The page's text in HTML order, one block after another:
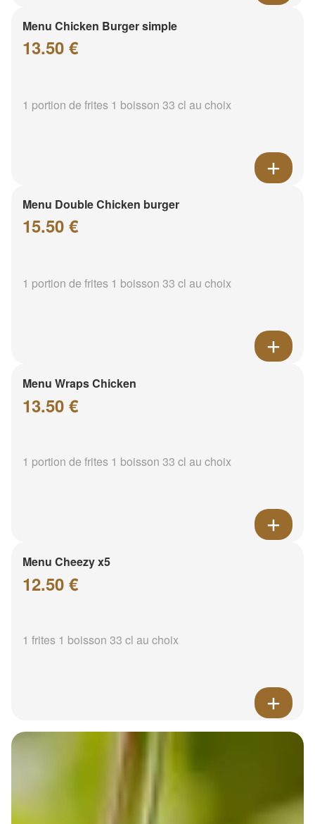
Menu Chicken Burger simple
13.50 €
1 portion de frites 1 boisson 33 cl au choix
Menu Double Chicken burger
15.50 €
1 portion de frites 1 boisson 33 cl au choix
Menu Wraps Chicken
13.50 €
1 portion de frites 1 boisson 33 cl au choix
Menu Cheezy x5
12.50 €
1 frites 1 boisson 33 cl au choix